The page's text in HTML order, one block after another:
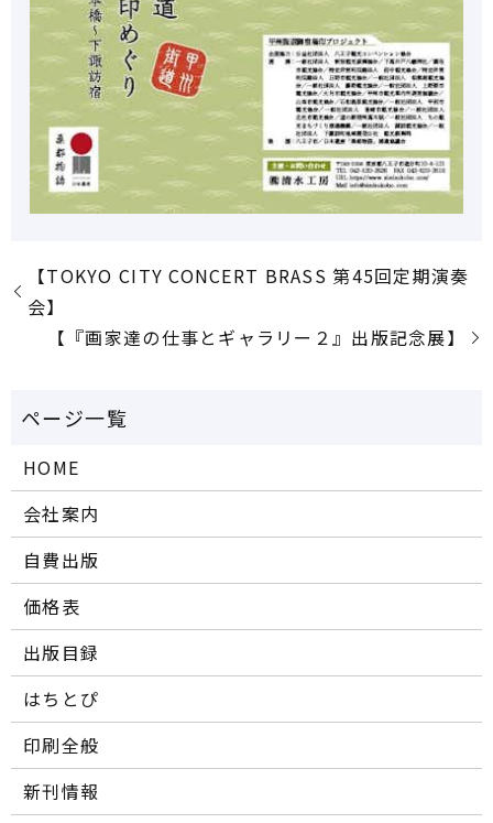
【TOKYO CITY CONCERT BRASS 第45回定期演奏
会】
【『画家達の仕事とギャラリー２』出版記念展】
HOME
会社案内
自費出版
価格表
出版目録
はちとぴ
印刷全般
新刊情報